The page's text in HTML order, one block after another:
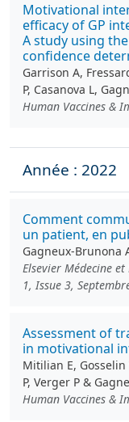
Motivational
efficacy of GP
A study using
confidence
Garrison A,
P, Casanova L,
Human Vaccines &
Année : 2022
Comment
un patient, en
Gagneux-Brunona
Elsevier Médecine
1, Issue 3,
Assessment of
in motivational
Mitilian E, Gosselin
P, Verger P &
Human Vaccines &